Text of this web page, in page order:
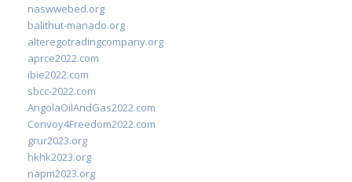
naswwebed.org
balithut-manado.org
alteregotradingcompany.org
aprce2022.com
ibie2022.com
sbcc-2022.com
AngolaOilAndGas2022.com
Convoy4Freedom2022.com
grur2023.org
hkhk2023.org
napm2023.org